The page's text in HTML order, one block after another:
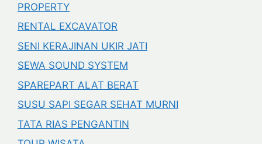
PROPERTY
RENTAL EXCAVATOR
SENI KERAJINAN UKIR JATI
SEWA SOUND SYSTEM
SPAREPART ALAT BERAT
SUSU SAPI SEGAR SEHAT MURNI
TATA RIAS PENGANTIN